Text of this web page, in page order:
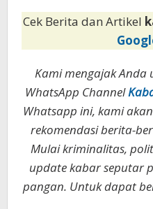
Cek Berita dan Artikel
Kami mengajak
WhatsApp Channel
Whatsapp ini, kami
rekomendasi berita-
Mulai kriminalitas,
update kabar seputar
pangan. Untuk dapat